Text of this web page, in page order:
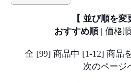
【 並び順を変
おすすめ順 | 価格順
全 [99] 商品中 [1-12] 商品
次のページ